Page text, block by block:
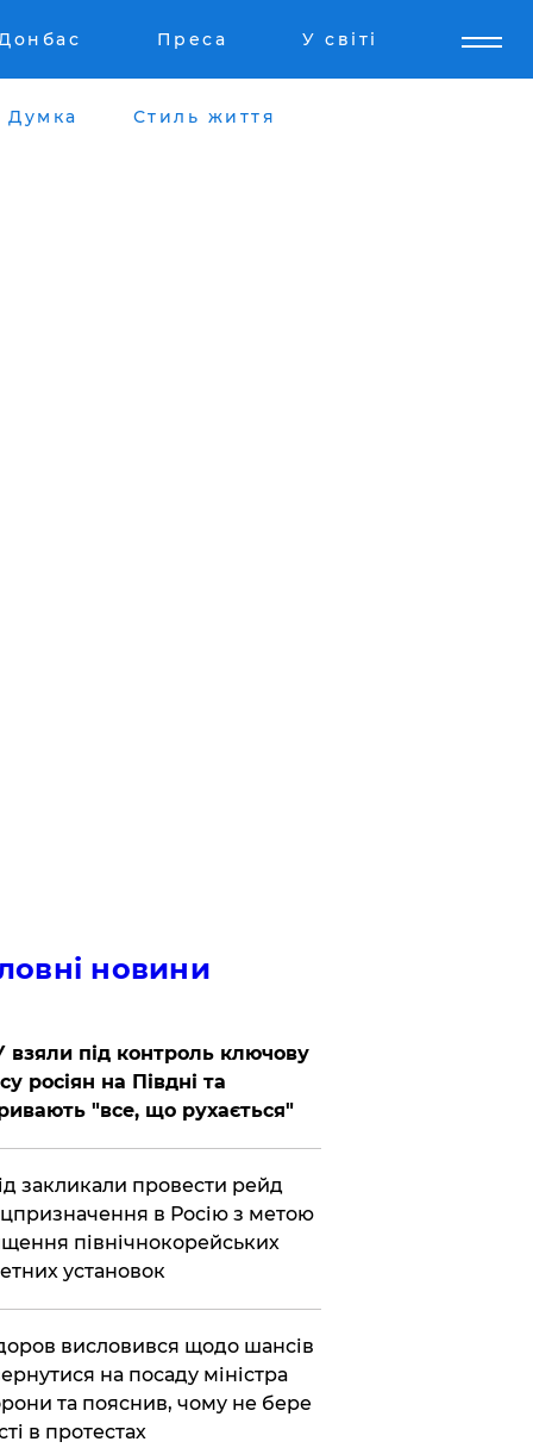
Преса У світі
Думка Стиль життя
новини
взяли під контроль ключову
росіян на Півдні та
"все, що рухається"
закликали провести рейд
в Росію з метою
північнокорейських
установок
висловився щодо шансів
на посаду міністра
та пояснив, чому не бере
в протестах